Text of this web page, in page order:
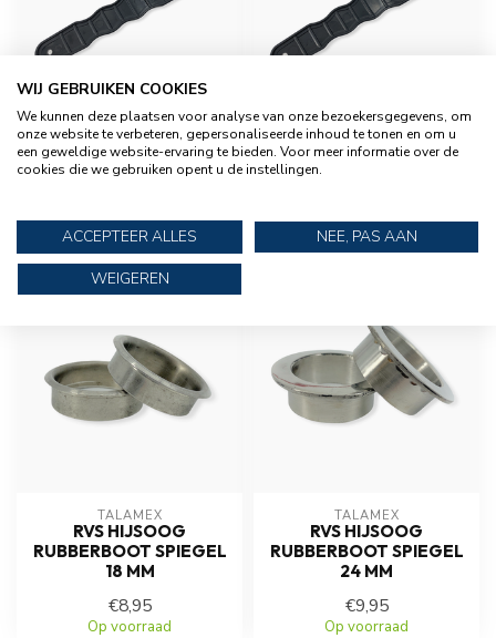
TALAMEX
VENTIELSLEUTEL MET
6 INKEPINGEN
Op voorraad
TALAMEX
VENTIELSLEUTEL MET
8 INKEPINGEN
Op voorraad
TALAMEX
RVS HIJSOOG
RUBBERBOOT SPIEGEL
18 MM
€8,95
Op voorraad
TALAMEX
RVS HIJSOOG
RUBBERBOOT SPIEGEL
24 MM
€9,95
Op voorraad
WIJ GEBRUIKEN COOKIES
We kunnen deze plaatsen voor analyse van onze bezoekersgegevens, om
onze website te verbeteren, gepersonaliseerde inhoud te tonen en om u
een geweldige website-ervaring te bieden. Voor meer informatie over de
cookies die we gebruiken opent u de instellingen.
ACCEPTEER ALLES
NEE, PAS AAN
WEIGEREN